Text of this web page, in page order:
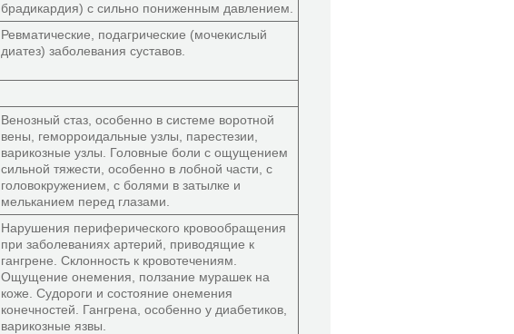
брадикардия) с сильно пониженным давлением.
Ревматические, подагрические (мочекислый
диатез) заболевания суставов.
Венозный стаз, особенно в системе воротной
вены, геморроидальные узлы, парестезии,
варикозные узлы. Головные боли с ощущением
сильной тяжести, особенно в лобной части, с
головокружением, с болями в затылке и
мельканием перед глазами.
Нарушения периферического кровообращения
при заболеваниях артерий, приводящие к
гангрене. Склонность к кровотечениям.
Ощущение онемения, ползание мурашек на
коже. Судороги и состояние онемения
конечностей. Гангрена, особенно у диабетиков,
варикозные язвы.